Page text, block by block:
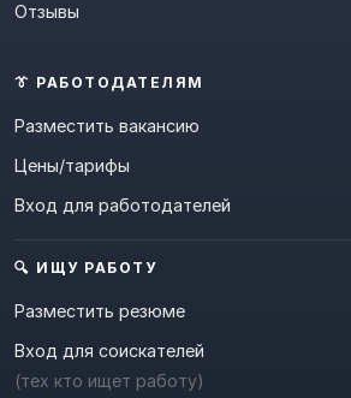
Отзывы
👔 РАБОТОДАТЕЛЯМ
Разместить вакансию
Цены/тарифы
Вход для работодателей
🔍 ИЩУ РАБОТУ
Разместить резюме
Вход для соискателей
(тех кто ищет работу)